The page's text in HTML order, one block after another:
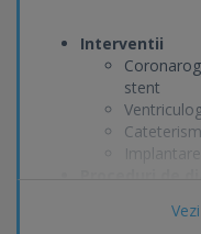
Interventii
stent